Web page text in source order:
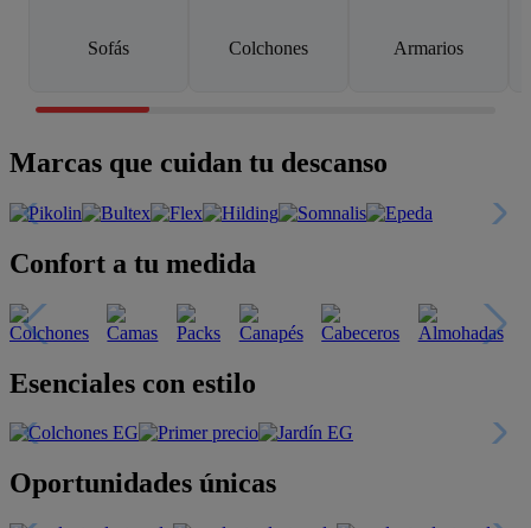
Sofás Colchones Armarios
Marcas que cuidan tu descanso
Confort a tu medida
Esenciales con estilo
Oportunidades únicas